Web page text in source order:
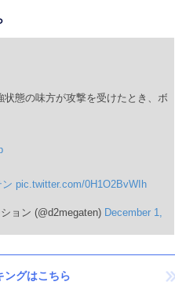
態の味方が攻撃を受けたとき、ボ
pic.twitter.com/0H1O2BvWIh
ョン (@d2megaten) December 1,
ングはこちら